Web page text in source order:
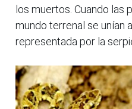
los muertos. Cuando las
mundo terrenal se unían
representada por la